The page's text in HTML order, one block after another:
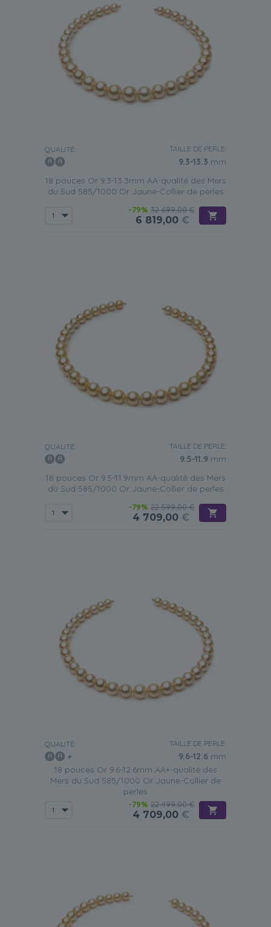
QUALITÉ: TAILLE DE PERLE:
9.3-13.3 mm
18 pouces Or 9.3-13.3mm AA-qualité des Mers
du Sud 585/1000 Or Jaune-Collier de perles
-79% 32 699,00 €
6 819,00 €
QUALITÉ: TAILLE DE PERLE:
9.5-11.9 mm
18 pouces Or 9.5-11.9mm AA-qualité des Mers
du Sud 585/1000 Or Jaune-Collier de perles
-79% 22 599,00 €
4 709,00 €
QUALITÉ: TAILLE DE PERLE:
9.6-12.6 mm
18 pouces Or 9.6-12.6mm AA+-qualité des
Mers du Sud 585/1000 Or Jaune-Collier de
perles
-79% 22 499,00 €
4 709,00 €